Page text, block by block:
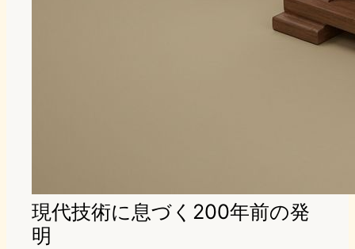
現代技術に息づく200年前の発
明